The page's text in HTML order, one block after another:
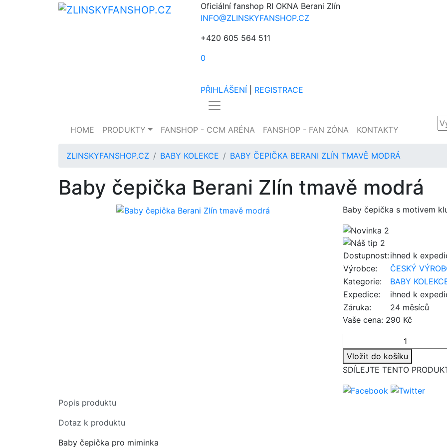
Oficiální fanshop RI OKNA Berani Zlín
INFO@ZLINSKYFANSHOP.CZ
+420 605 564 511
0
PŘIHLÁŠENÍ
REGISTRACE
HOME PRODUKTY FANSHOP - CCM ARÉNA FANSHOP - FAN ZÓNA KONTAKTY
ZLINSKYFANSHOP.CZ BABY KOLEKCE BABY ČEPIČKA BERANI ZLÍN TMAVĚ MODRÁ
Baby čepička Berani Zlín tmavě modrá
Baby čepička s motivem
Dostupnost:ihned k
Výrobce:
ČESKÝ
Kategorie:
BABY
Expedice:
ihned k
Záruka:
24 měsíců
Vaše cena: 290 Kč
Vložit do košíku
SDÍLEJTE TENTO
Popis produktu
Dotaz k produktu
Baby čepička pro miminka